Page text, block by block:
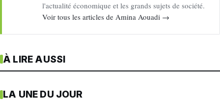
l'actualité économique et les grands sujets de société.
Voir tous les articles de Amina Aouadi →
À LIRE AUSSI
LA UNE DU JOUR